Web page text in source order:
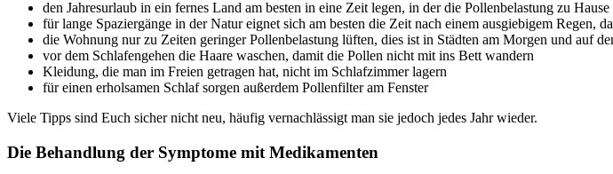
den Jahresurlaub in ein fernes Land am besten in eine Zeit legen, in der die Pollenbelastung zu Hause
für lange Spaziergänge in der Natur eignet sich am besten die Zeit nach einem ausgiebigem Regen,
die Wohnung nur zu Zeiten geringer Pollenbelastung lüften, dies ist in Städten am Morgen und auf
vor dem Schlafengehen die Haare waschen, damit die Pollen nicht mit ins Bett wandern
Kleidung, die man im Freien getragen hat, nicht im Schlafzimmer lagern
für einen erholsamen Schlaf sorgen außerdem Pollenfilter am Fenster
Viele Tipps sind Euch sicher nicht neu, häufig vernachlässigt man sie jedoch jedes Jahr wieder.
Die Behandlung der Symptome mit Medikamenten